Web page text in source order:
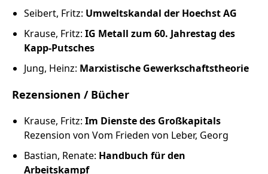
Seibert, Fritz: Umweltskandal der Hoechst AG
Krause, Fritz: IG Metall zum 60. Jahrestag des
Kapp-Putsches
Jung, Heinz: Marxistische Gewerkschaftstheorie
Rezensionen / Bücher
Krause, Fritz: Im Dienste des Großkapitals
Rezension von Vom Frieden von Leber, Georg
Bastian, Renate: Handbuch für den
Arbeitskampf